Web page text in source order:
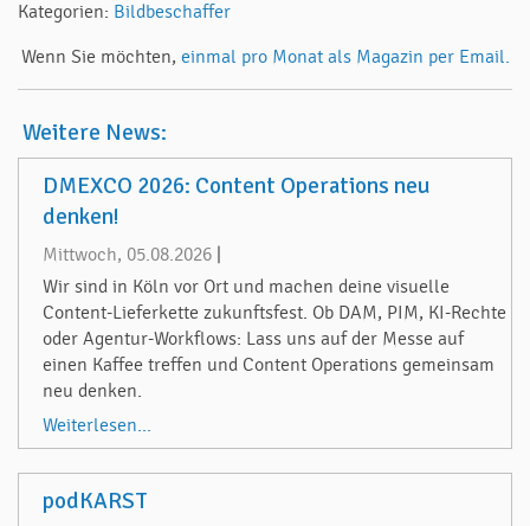
Kategorien: Bildbeschaffer
Wenn Sie möchten, einmal pro Monat als Magazin per Email.
Weitere News:
DMEXCO 2026: Content Operations neu
denken!
Mittwoch, 05.08.2026
Wir sind in Köln vor Ort und machen deine visuelle
Content-Lieferkette zukunftsfest. Ob DAM, PIM, KI-Rechte
oder Agentur-Workflows: Lass uns auf der Messe auf
einen Kaffee treffen und Content Operations gemeinsam
neu denken.
Weiterlesen...
podKARST